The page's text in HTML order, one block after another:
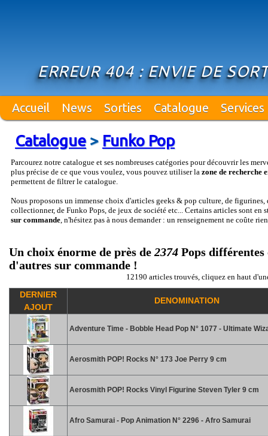
ERREUR 404 : ENVIE DE
Accueil News Sorties Catalogue Services
Catalogue> Funko Pop
Parcourez notre catalogue et ses nombreuses catégories pour découvrir les
plus précise de ce que vous voulez, vous pouvez utiliser la zone de recherche
permettent de filtrer le catalogue.
Nous proposons un immense choix d'articles geeks & pop culture, de figurines,
collectionner, de Funko Pops, de jeux de société etc... Certains articles sont en
sur commande, n'hésitez pas à nous demander : un renseignement ne coûte
Un choix énorme de près de 2374 Pops différentes
d'autres sur commande !
12190 articles trouvés, cliquez en haut
DERNIER
AJOUT
DENOMINATION
Adventure Time - Bobble Head Pop N° 1077 - Ultimate
Aerosmith POP! Rocks N° 173 Joe Perry 9 cm
Aerosmith POP! Rocks Vinyl Figurine Steven Tyler 9 cm
Afro Samurai - Pop Animation N° 2296 - Afro Samurai